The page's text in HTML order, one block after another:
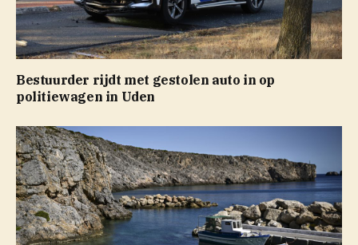
Bestuurder rijdt met gestolen auto in op
politiewagen in Uden